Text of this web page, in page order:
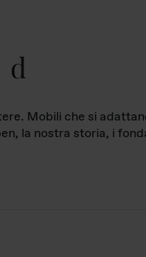
Mobili che si
la nostra storia, i